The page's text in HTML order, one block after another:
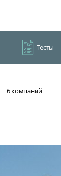
Тесты
​6 компаний